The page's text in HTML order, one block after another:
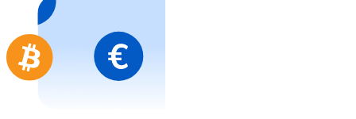
Aller à la boutique de cartes-cadeaux